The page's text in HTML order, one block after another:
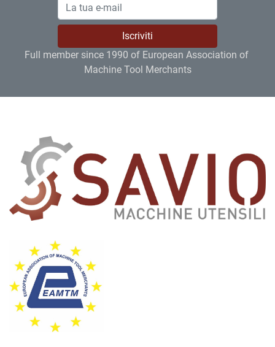
Iscriviti
Full member since 1990 of European Association of
Machine Tool Merchants